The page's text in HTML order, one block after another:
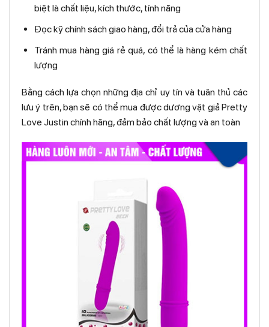
biệt là chất liệu, kích thước, tính năng
Đọc kỹ chính sách giao hàng, đổi trả của cửa hàng
Tránh mua hàng giá rẻ quá, có thể là hàng kém chất
lượng
Bằng cách lựa chọn những địa chỉ uy tín và tuân thủ các
lưu ý trên, bạn sẽ có thể mua được dương vật giả Pretty
Love Justin chính hãng, đảm bảo chất lượng và an toàn